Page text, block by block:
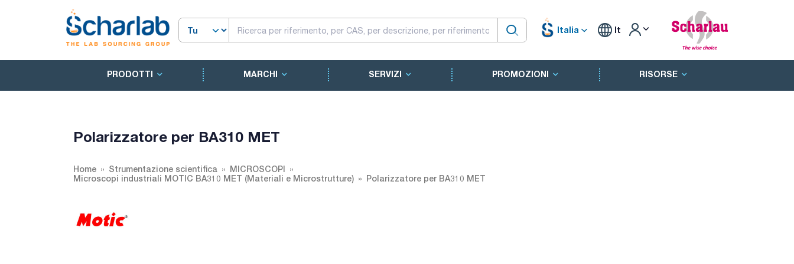
Italia It
PRODOTTI MARCHI SERVIZI PROMOZIONI RISORSE
Polarizzatore per BA310 MET
Home Strumentazione scientifica
MICROSCOPI
Microscopi industriali MOTIC BA310 MET (Materiali e Microstrutture)
Polarizzatore per BA310 MET